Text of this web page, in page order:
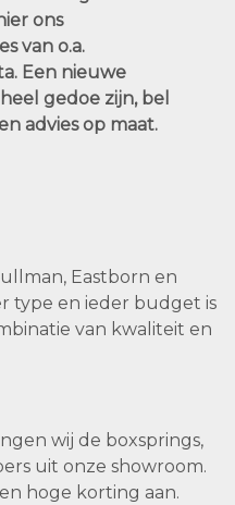
ons
van o.a.
Een nieuwe
gedoe zijn, bel
advies op maat.
Eastborn en
type en ieder budget is
van kwaliteit en
wij de boxsprings,
uit onze showroom.
hoge korting aan.